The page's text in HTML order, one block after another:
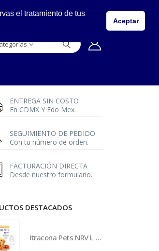
ENTREGA SIN COSTO
En CDMX Y Edo Mex.
SEGUIMIENTO DE PEDIDO
Con tu número de orden.
FACTURACIÓN DIRECTA
Desde nuestro formulario.
DESTACADOS
Itracona Pets NRV L - 125 mg
el tratamiento de tus
Aceptar